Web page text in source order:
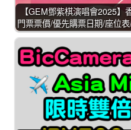
【GEM鄧紫棋演唱會2025】
門票票價/優先購票日期/座位